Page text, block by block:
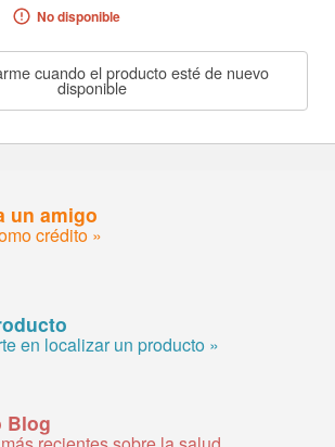
No disponible
cuando el producto esté de nuevo
disponible
un amigo
crédito »
en localizar un producto »
Blog